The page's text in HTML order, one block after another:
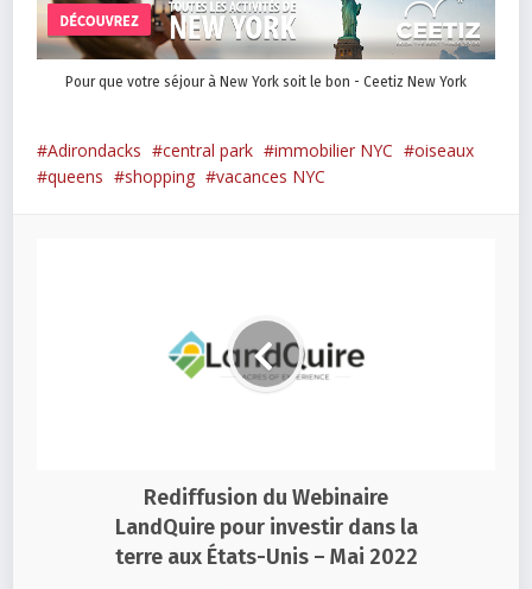
Pour que votre séjour à New York soit le bon - Ceetiz New York
Adirondacks central park immobilier NYC
oiseaux
queens
shopping vacances NYC
Rediffusion du Webinaire
LandQuire pour investir dans la
terre aux États-Unis – Mai 2022